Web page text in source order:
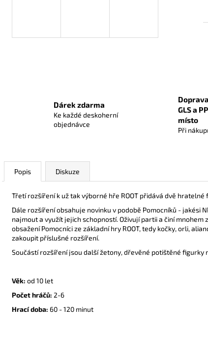
Dárek zdarma
Ke každé deskoherní
objednávce
GLS a
místo
Při
Popis Diskuze
Třetí rozšíření k už tak výborné hře ROOT přidává dvě
Dále rozšíření obsahuje novinku v podobě Pomocníků - jakési
najmout a využít jejich schopností. Oživují partii a činí
obsažení Pomocníci ze základní hry ROOT, tedy kočky, orli,
zakoupit příslušné rozšíření.
Součástí rozšíření jsou další žetony, dřevěné potištěné figurky
Věk: od 10 let
Počet hráčů: 2-6
Hrací doba: 60 - 120 minut
ONE